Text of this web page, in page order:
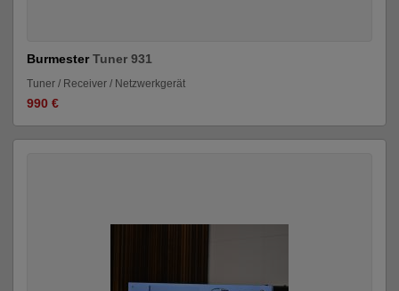
BurmesterTuner 931
Tuner / Receiver / Netzwerkgerät
990 €